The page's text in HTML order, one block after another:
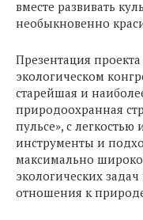
вместе развивать
необыкновенно
Презентация
экологическом
старейшая и
природоохранная
пульсе», с
инструменты и
максимально
экологических
отношения к